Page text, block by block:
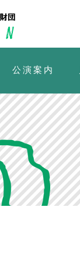
公演案内